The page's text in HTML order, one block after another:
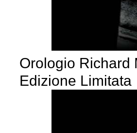
Orologio Richard
Edizione Limitata